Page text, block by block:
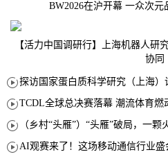
BW2026在沪开幕 一众次元
【活力中国调研行】上海机器人研
协同
TCDL全球总决赛落幕 潮流体育燃